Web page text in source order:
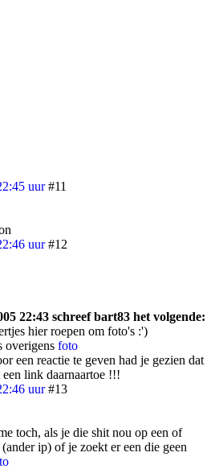
uur #11
uur #12
22:43 schreef bart83 het volgende:
hier roepen om foto's :')
overigens foto
een reactie te geven had je gezien dat
link daarnaartoe !!!
uur #13
toch, als je die shit nou op een of
ip) of je zoekt er een die geen